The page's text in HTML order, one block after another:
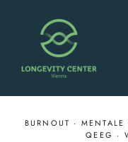
BURNOUT · MENTALE
QEEG ·